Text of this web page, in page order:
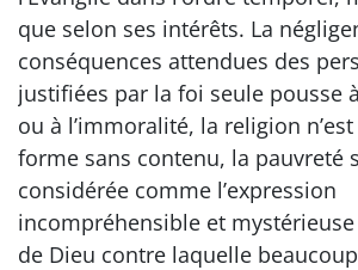
que selon ses intérêts. La
conséquences attendues des
justifiées par la foi seule pousse
ou à l’immoralité, la religion
forme sans contenu, la pauvreté
considérée comme l’expression
incompréhensible et
de Dieu contre laquelle